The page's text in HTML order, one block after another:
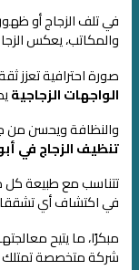
في تلف الزجاج أو
والمكاتب، يعكس
صورة احترافية تعزز
الواجهات الزجاجية
والنظافة ويحسن من
تنظيف الزجاج في
تتناسب مع طبيعة
في اكتشاف أي
مبكرًا، ما يتيح
شركة متخصصة تمتلك